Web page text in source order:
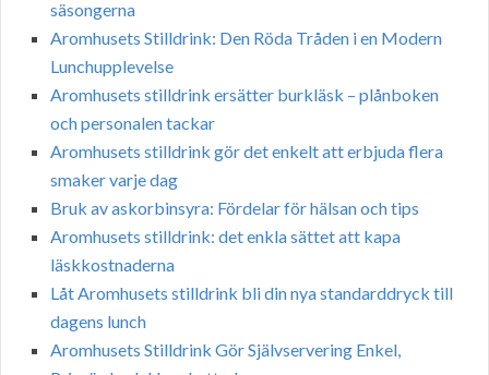
säsongerna
Aromhusets Stilldrink: Den Röda Tråden i en Modern
Lunchupplevelse
Aromhusets stilldrink ersätter burkläsk – plånboken
och personalen tackar
Aromhusets stilldrink gör det enkelt att erbjuda flera
smaker varje dag
Bruk av askorbinsyra: Fördelar för hälsan och tips
Aromhusets stilldrink: det enkla sättet att kapa
läskkostnaderna
Låt Aromhusets stilldrink bli din nya standarddryck till
dagens lunch
Aromhusets Stilldrink Gör Självservering Enkel,